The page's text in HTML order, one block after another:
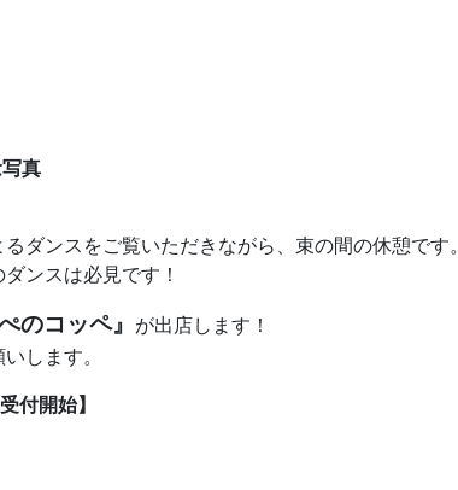
真
ダンスをご覧いただきながら、束の間の休憩です。
ンスは必見です！
のコッペ』 が出店します！
します。
付開始】